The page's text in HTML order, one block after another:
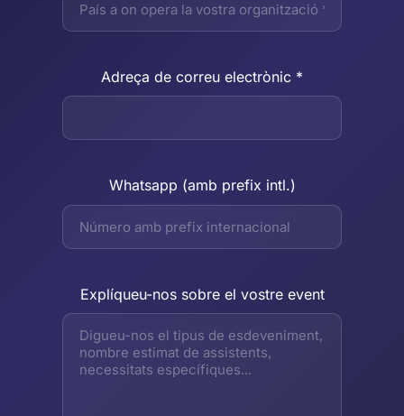
Adreça de correu electrònic *
Whatsapp (amb prefix intl.)
Explíqueu-nos sobre el vostre event